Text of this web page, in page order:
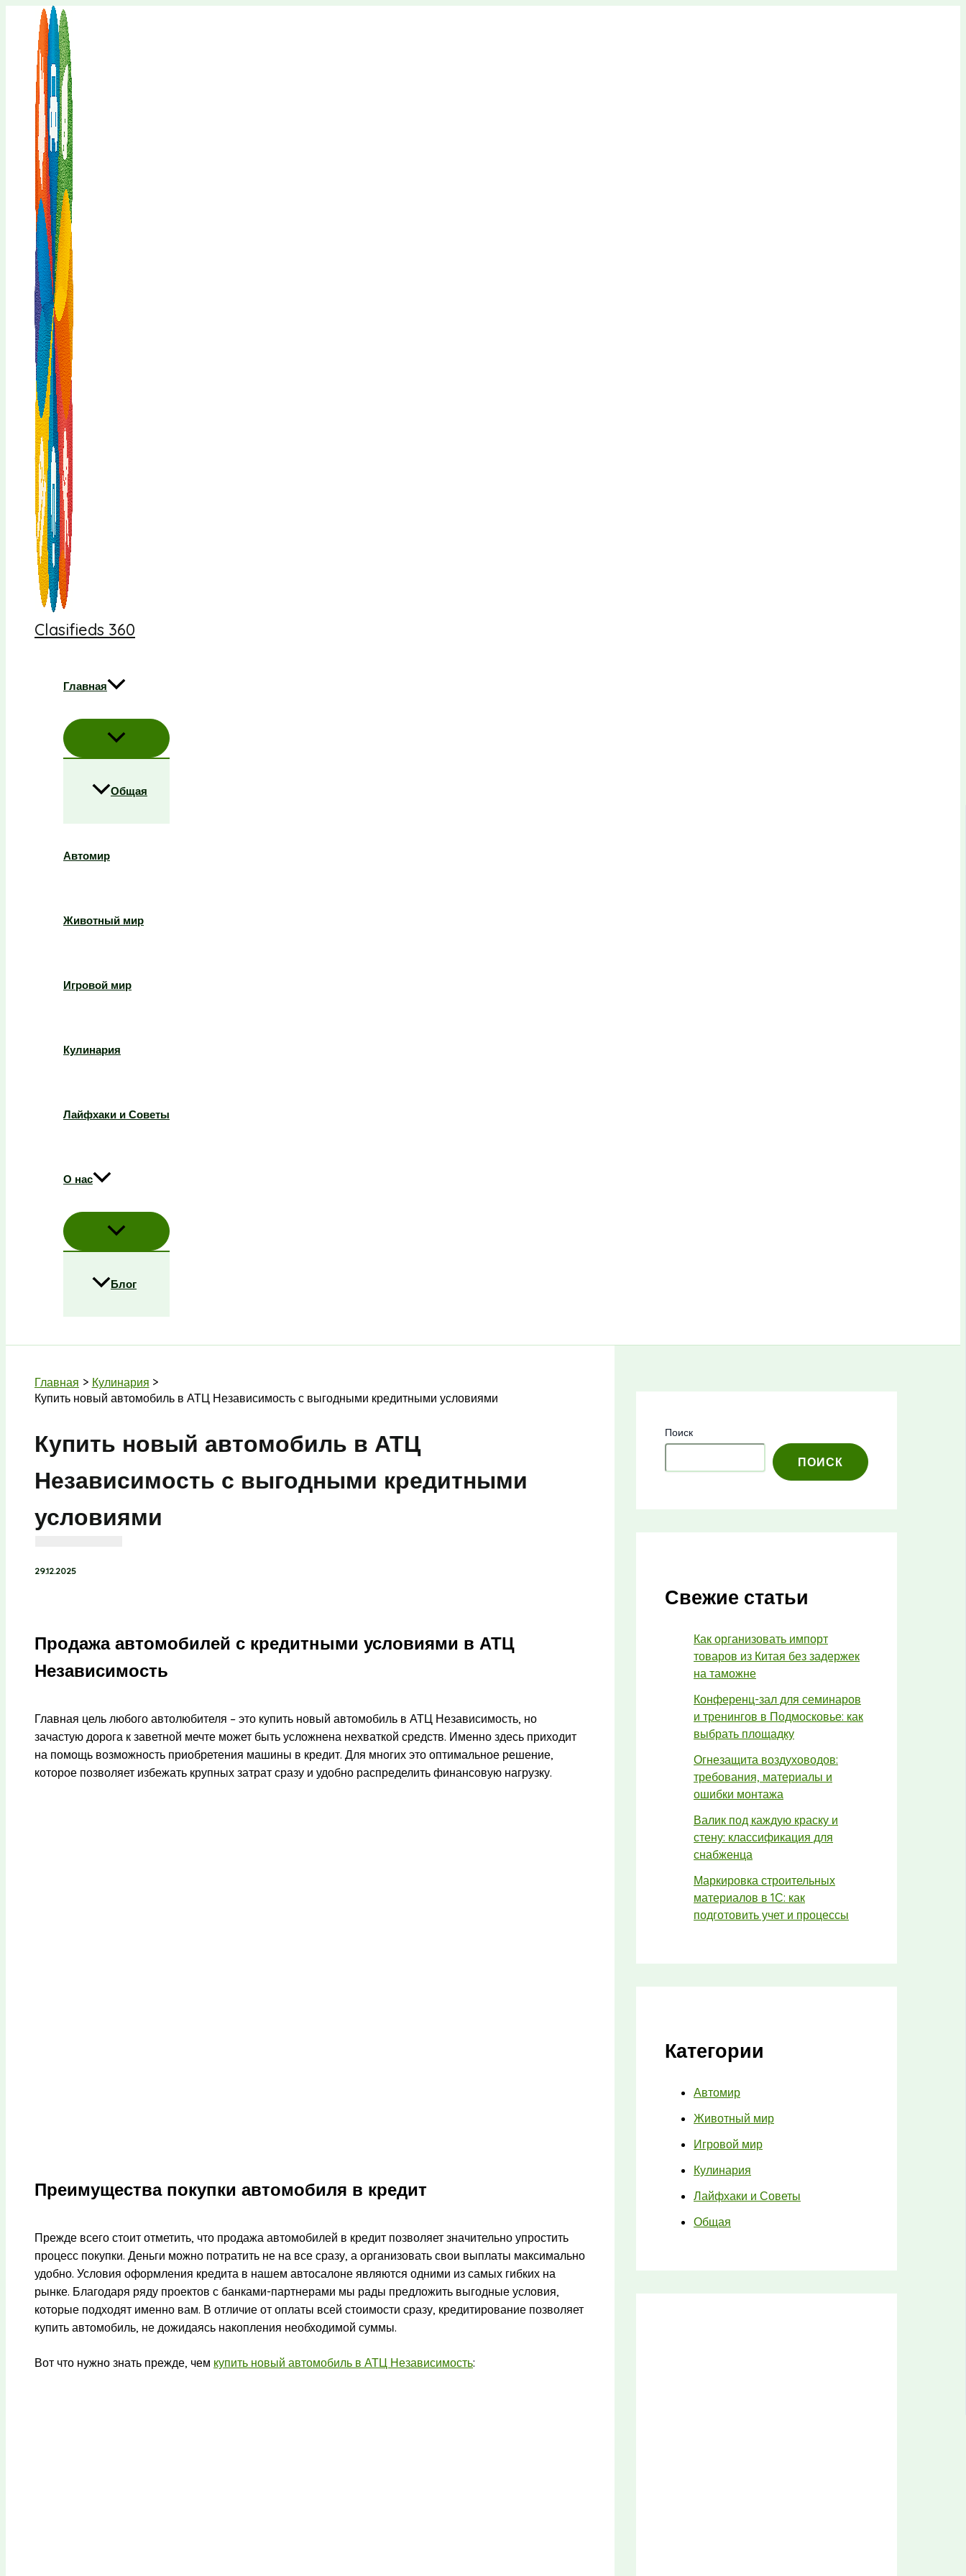
Перейти
содержимому
Clasifieds 360
Главная
Общая
Автомир
Животный мир
Игровой мир
Кулинария
Лайфхаки и Советы
О нас
Блог
Главная
Кулинария
Купить новый автомобиль в АТЦ Независимость с выгодными кредитными условиями
Купить новый автомобиль в АТЦ
Независимость с выгодными кредитными
условиями
29.12.2025
Продажа автомобилей с кредитными условиями в АТЦ
Независимость
Главная цель любого автолюбителя – это купить новый автомобиль в АТЦ Независимость, но
зачастую дорога к заветной мечте может быть усложнена нехваткой средств. Именно здесь приходит
на помощь возможность приобретения машины в кредит. Для многих это оптимальное решение,
которое позволяет избежать крупных затрат сразу и удобно распределить финансовую нагрузку.
Преимущества покупки автомобиля в кредит
Прежде всего стоит отметить, что продажа автомобилей в кредит позволяет значительно упростить
процесс покупки. Деньги можно потратить не на все сразу, а организовать свои выплаты максимально
удобно. Условия оформления кредита в нашем автосалоне являются одними из самых гибких на
рынке. Благодаря ряду проектов с банками-партнерами мы рады предложить выгодные условия,
которые подходят именно вам. В отличие от оплаты всей стоимости сразу, кредитирование позволяет
купить автомобиль, не дожидаясь накопления необходимой суммы.
Вот что нужно знать прежде, чем купить новый автомобиль в АТЦ Независимость:
Поиск
ПОИСК
Свежие статьи
Как организовать импорт
товаров из Китая без задержек
на таможне
Конференц-зал для семинаров
и тренингов в Подмосковье: как
выбрать площадку
Огнезащита воздуховодов:
требования, материалы и
ошибки монтажа
Валик под каждую краску и
стену: классификация для
снабженца
Маркировка строительных
материалов в 1С: как
подготовить учет и процессы
Категории
Автомир
Животный мир
Игровой мир
Кулинария
Лайфхаки и Советы
Общая